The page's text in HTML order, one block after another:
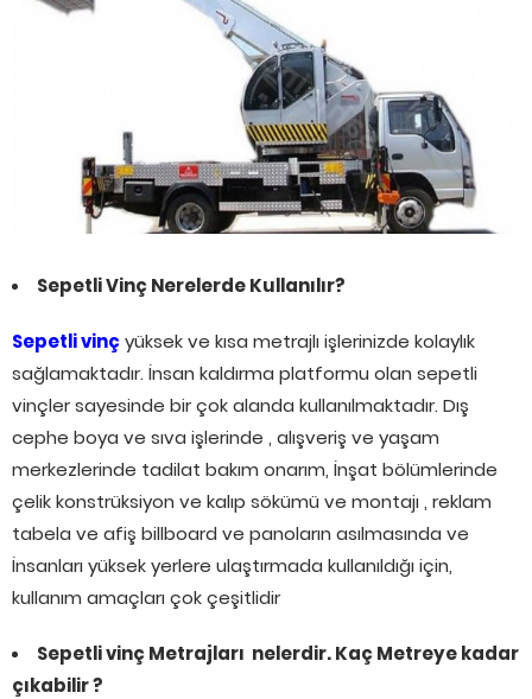
Sepetli Vinç Nerelerde Kullanılır?
Sepetli vinçyüksek ve kısa metrajlı işlerinizde kolaylık
sağlamaktadır. İnsan kaldırma platformu olan sepetli
vinçler sayesinde bir çok alanda kullanılmaktadır. Dış
cephe boya ve sıva işlerinde , alışveriş ve yaşam
merkezlerinde tadilat bakım onarım, İnşat bölümlerinde
çelik konstrüksiyon ve kalıp sökümü ve montajı , reklam
tabela ve afiş billboard ve panoların asılmasında ve
İnsanları yüksek yerlere ulaştırmada kullanıldığı için,
kullanım amaçları çok çeşitlidir
Sepetli vinç Metrajları nelerdir. Kaç Metreye kadar
çıkabilir ?